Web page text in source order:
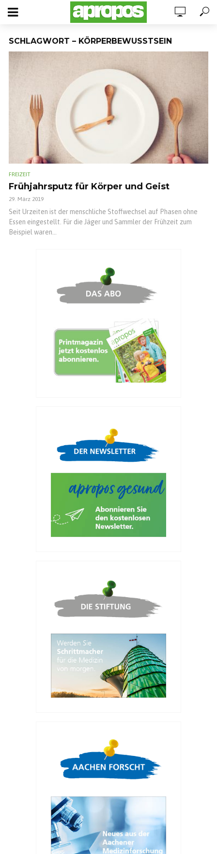
SCHLAGWORT – KÖRPERBEWUSSTSEIN
FREIZEIT
Frühjahrsputz für Körper und Geist
29. März 2019
Seit Urzeiten ist der menschliche Stoffwechsel auf Phasen ohne
Essen eingestellt. Für die Jäger und Sammler der Frühzeit zum
Beispiel waren...